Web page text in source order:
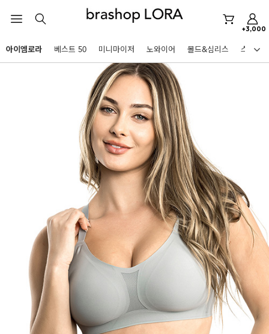
+3,000
HOT KEYWORDS
아이엠로라
노와이어
르미스떼르
미니마이저
아이엠로라
스포츠브라
노와이어
르미스떼르
미니마이저
스포츠브라
노와이어
르미스떼르
아니타스포츠 스트랩리스
아이엠로라 베스트 50 미니마이저 노와이어 몰드&심리스 스포츠